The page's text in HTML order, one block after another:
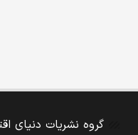
گروه نشریات دنیای